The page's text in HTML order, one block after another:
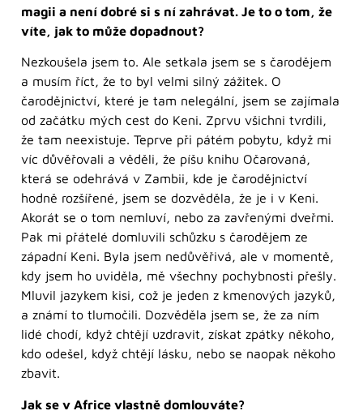
magii a není dobré si s ní zahrávat. Je to o tom, že
víte, jak to může dopadnout?
Nezkoušela jsem to. Ale setkala jsem se s čarodějem
a musím říct, že to byl velmi silný zážitek. O
čarodějnictví, které je tam nelegální, jsem se zajímala
od začátku mých cest do Keni. Zprvu všichni tvrdili,
že tam neexistuje. Teprve při pátém pobytu, když mi
víc důvěřovali a věděli, že píšu knihu Očarovaná,
která se odehrává v Zambii, kde je čarodějnictví
hodně rozšířené, jsem se dozvěděla, že je i v Keni.
Akorát se o tom nemluví, nebo za zavřenými dveřmi.
Pak mi přátelé domluvili schůzku s čarodějem ze
západní Keni. Byla jsem nedůvěřivá, ale v momentě,
kdy jsem ho uviděla, mě všechny pochybnosti přešly.
Mluvil jazykem kisi, což je jeden z kmenových jazyků,
a známí to tlumočili. Dozvěděla jsem se, že za ním
lidé chodí, když chtějí uzdravit, získat zpátky někoho,
kdo odešel, když chtějí lásku, nebo se naopak někoho
zbavit.
Jak se v Africe vlastně domlouváte?